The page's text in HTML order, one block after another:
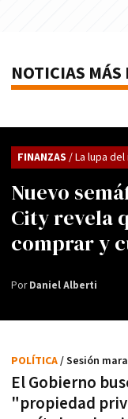
NOTICIAS MÁS
Nuevo
City revela
comprar y
FINANZAS / La lupa
PorDaniel Alberti
El Gobierno
"propiedad
POLÍTICA/ Sesión